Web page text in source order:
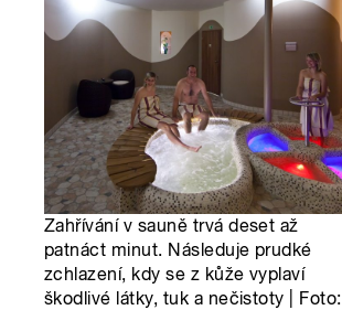
Zahřívání v sauně trvá deset až
patnáct minut. Následuje prudké
zchlazení, kdy se z kůže vyplaví
škodlivé látky, tuk a nečistoty | Foto: